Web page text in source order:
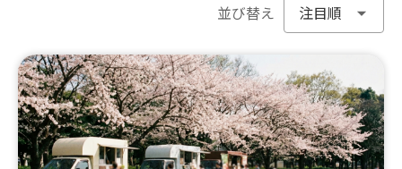
並び替え